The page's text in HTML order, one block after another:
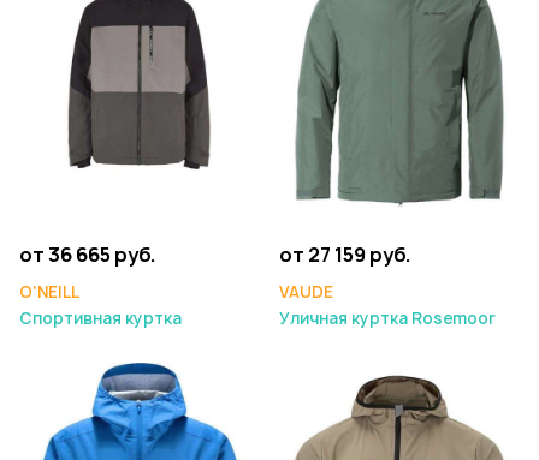
от 36 665 руб.
O'NEILL
Спортивная куртка
от 27 159 руб.
VAUDE
Уличная куртка Rosemoor